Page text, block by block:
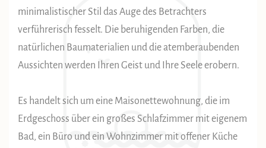
minimalistischer Stil das Auge des Betrachters
verführerisch fesselt. Die beruhigenden Farben, die
natürlichen Baumaterialien und die atemberaubenden
Aussichten werden Ihren Geist und Ihre Seele erobern.
Es handelt sich um eine Maisonettewohnung, die im
Erdgeschoss über ein großes Schlafzimmer mit eigenem
Bad, ein Büro und ein Wohnzimmer mit offener Küche